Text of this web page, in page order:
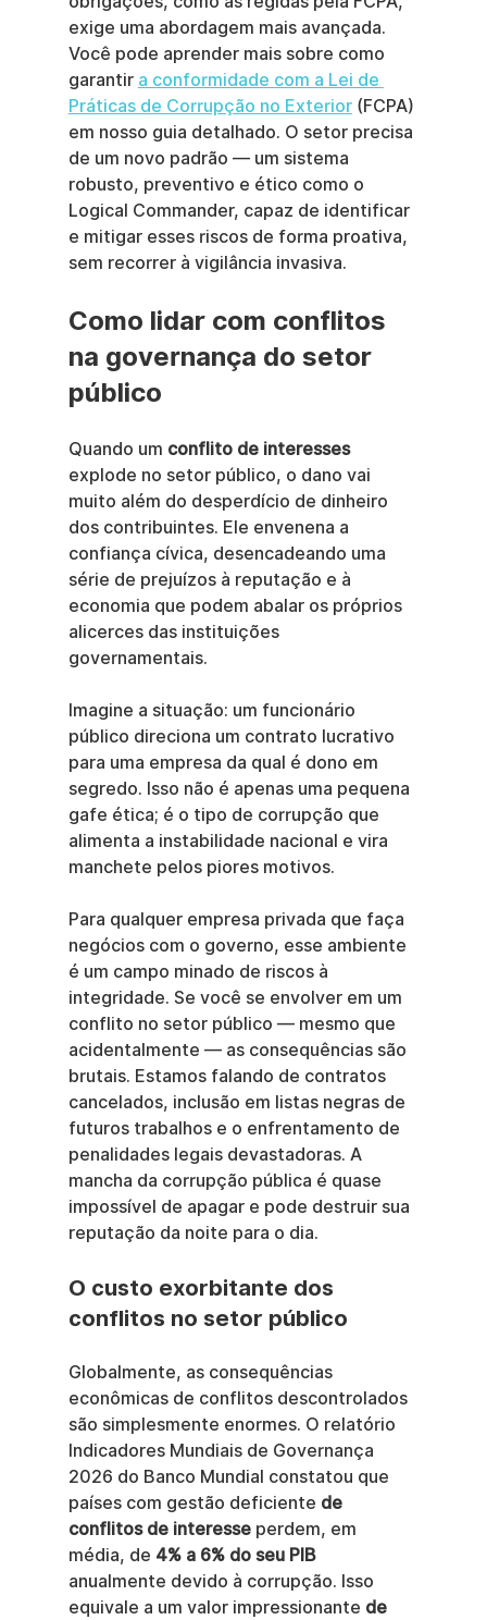
exige uma abordagem mais avançada.
Você pode aprender mais sobre como
garantir a conformidade com a Lei de
Práticas de Corrupção no Exterior (FCPA)
em nosso guia detalhado. O setor precisa
de um novo padrão — um sistema
robusto, preventivo e ético como o
Logical Commander, capaz de identificar
e mitigar esses riscos de forma proativa,
sem recorrer à vigilância invasiva.
Como lidar com conflitos
na governança do setor
público
Quando um conflito de interesses
explode no setor público, o dano vai
muito além do desperdício de dinheiro
dos contribuintes. Ele envenena a
confiança cívica, desencadeando uma
série de prejuízos à reputação e à
economia que podem abalar os próprios
alicerces das instituições
governamentais.
Imagine a situação: um funcionário
público direciona um contrato lucrativo
para uma empresa da qual é dono em
segredo. Isso não é apenas uma pequena
gafe ética; é o tipo de corrupção que
alimenta a instabilidade nacional e vira
manchete pelos piores motivos.
Para qualquer empresa privada que faça
negócios com o governo, esse ambiente
é um campo minado de riscos à
integridade. Se você se envolver em um
conflito no setor público — mesmo que
acidentalmente — as consequências são
brutais. Estamos falando de contratos
cancelados, inclusão em listas negras de
futuros trabalhos e o enfrentamento de
penalidades legais devastadoras. A
mancha da corrupção pública é quase
impossível de apagar e pode destruir sua
reputação da noite para o dia.
O custo exorbitante dos
conflitos no setor público
Globalmente, as consequências
econômicas de conflitos descontrolados
são simplesmente enormes. O relatório
Indicadores Mundiais de Governança
2026 do Banco Mundial constatou que
países com gestão deficiente de
conflitos de interesse perdem, em
média, de 4% a 6% do seu PIB
anualmente devido à corrupção. Isso
equivale a um valor impressionante de